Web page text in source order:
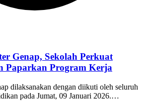
Genap, Sekolah Perkuat
Paparkan Program Kerja
dilaksanakan dengan diikuti oleh seluruh
pada Jumat, 09 Januari 2026.…